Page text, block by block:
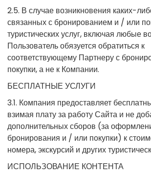
2.5. В случае возникновения каких-
связанных с бронированием и / или
туристических услуг, включая любые
Пользователь обязуется обратиться к
соответствующему Партнеру с
покупки, а не к Компании.
БЕСПЛАТНЫЕ УСЛУГИ
3.1. Компания предоставляет
взимая плату за работу Сайта и не
дополнительных сборов (за
бронирования и / или покупки) к
номера, экскурсий и других
ИСПОЛЬЗОВАНИЕ КОНТЕНТА